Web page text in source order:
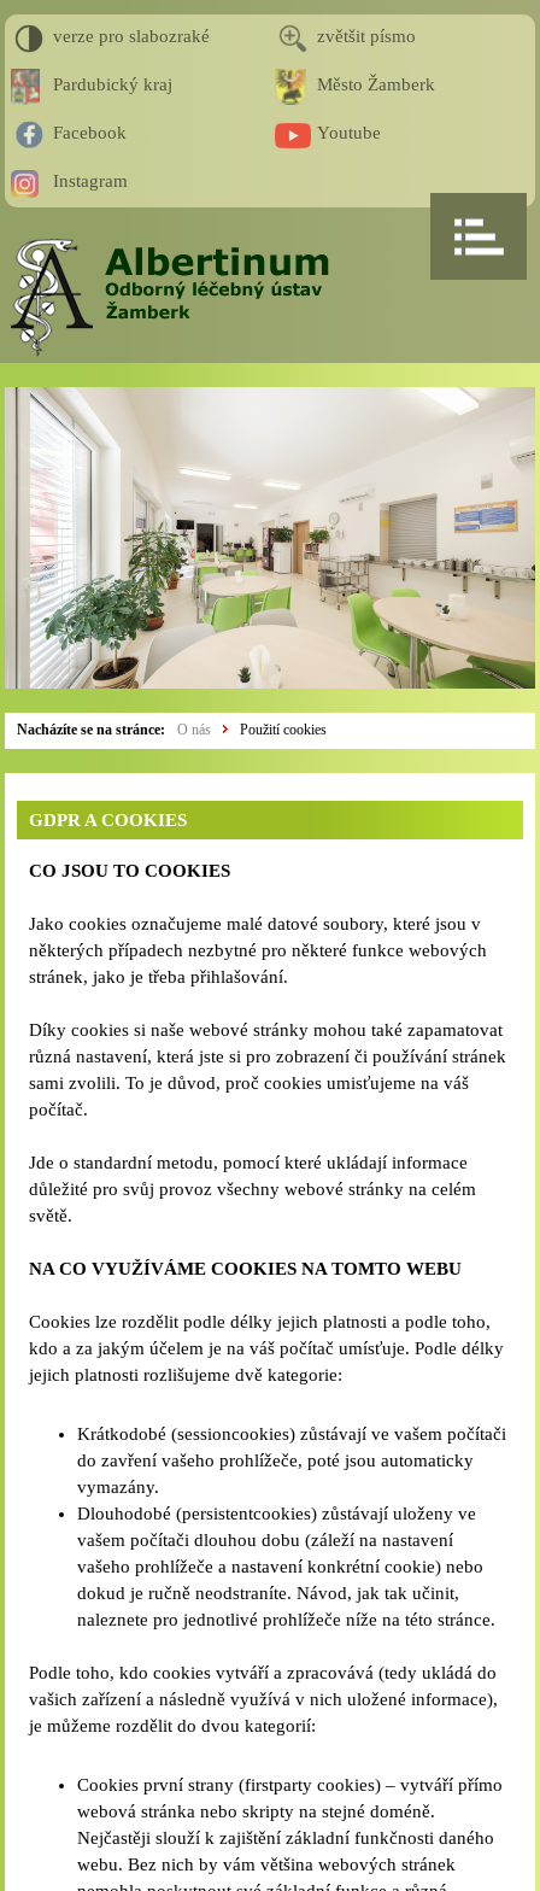
verze pro slabozraké zvětšit písmo
Pardubický kraj Město Žamberk
Facebook Youtube
Instagram
Nacházíte se na stránce: O nás Použití cookies
GDPR A COOKIES
CO JSOU TO COOKIES
Jako cookies označujeme malé datové soubory, které jsou v
některých případech nezbytné pro některé funkce webových
stránek, jako je třeba přihlašování.
Díky cookies si naše webové stránky mohou také zapamatovat
různá nastavení, která jste si pro zobrazení či používání stránek
sami zvolili. To je důvod, proč cookies umisťujeme na váš
počítač.
Jde o standardní metodu, pomocí které ukládají informace
důležité pro svůj provoz všechny webové stránky na celém
světě.
NA CO VYUŽÍVÁME COOKIES NA TOMTO WEBU
Cookies lze rozdělit podle délky jejich platnosti a podle toho,
kdo a za jakým účelem je na váš počítač umísťuje. Podle délky
jejich platnosti rozlišujeme dvě kategorie:
Krátkodobé (sessioncookies) zůstávají ve vašem počítači
do zavření vašeho prohlížeče, poté jsou automaticky
vymazány.
Dlouhodobé (persistentcookies) zůstávají uloženy ve
vašem počítači dlouhou dobu (záleží na nastavení
vašeho prohlížeče a nastavení konkrétní cookie) nebo
dokud je ručně neodstraníte. Návod, jak tak učinit,
naleznete pro jednotlivé prohlížeče níže na této stránce.
Podle toho, kdo cookies vytváří a zpracovává (tedy ukládá do
vašich zařízení a následně využívá v nich uložené informace),
je můžeme rozdělit do dvou kategorií:
Cookies první strany (firstparty cookies) – vytváří přímo
webová stránka nebo skripty na stejné doméně.
Nejčastěji slouží k zajištění základní funkčnosti daného
webu. Bez nich by vám většina webových stránek